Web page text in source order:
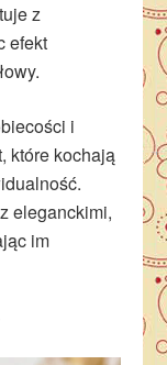
z
efekt
i
które kochają
eleganckimi,
im